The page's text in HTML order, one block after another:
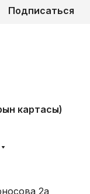
Подписаться
картасы)
2а